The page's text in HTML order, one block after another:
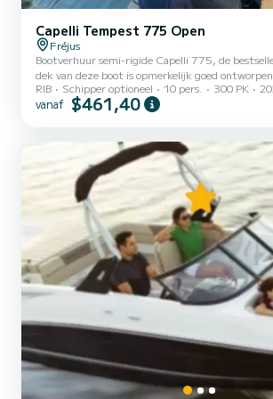
Capelli Tempest 775 Open
Fréjus
Bootverhuur semi-rigide Capelli 775, de
dek van deze boot is opmerkelijk goed
Achter- en voorsundeck, achterkajuit om samen
tafel voor een aperitief of lunch. Parkeren, 24/7 tankstation met
voor 13 personen. - Optioneel t...
RIB Schipper optioneel 10 pers. 300 PK
vanaf $461,40